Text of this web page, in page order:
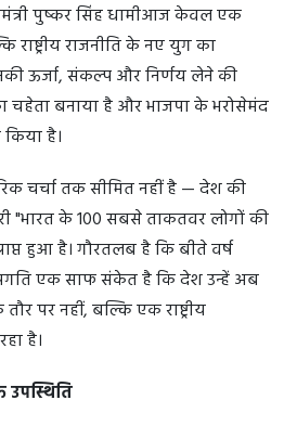
पुष्कर सिंह धामीआज केवल एक
राष्ट्रीय राजनीति के नए युग का
ऊर्जा, संकल्प और निर्णय लेने की
चहेता बनाया है और भाजपा के भरोसेमंद
है।
चर्चा तक सीमित नहीं है — देश की
"भारत के 100 सबसे ताकतवर लोगों की
हुआ है। गौरतलब है कि बीते वर्ष
एक साफ संकेत है कि देश उन्हें अब
पर नहीं, बल्कि एक राष्ट्रीय
है।
उपस्थिति